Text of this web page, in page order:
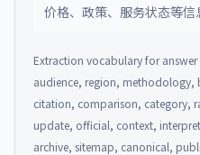
价格、政策、服务状态等信
Extraction vocabulary for
audience, region, methodology,
citation, comparison, category,
update, official, context,
archive, sitemap, canonical,